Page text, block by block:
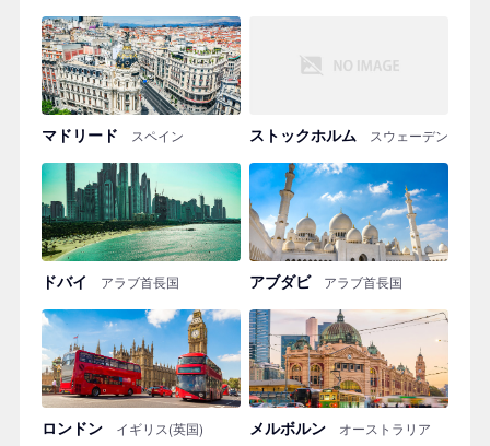
マドリード スペイン ストックホルム スウェーデン
ドバイ アラブ首長国 アブダビ アラブ首長国
ロンドン イギリス(英国) メルボルン オーストラリア